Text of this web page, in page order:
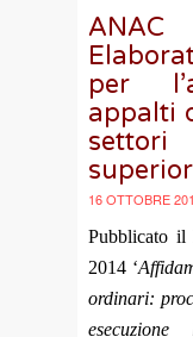
per
appalti
settori
16 OTTOBRE
Pubblicato il
2014 ‘
ordinari: